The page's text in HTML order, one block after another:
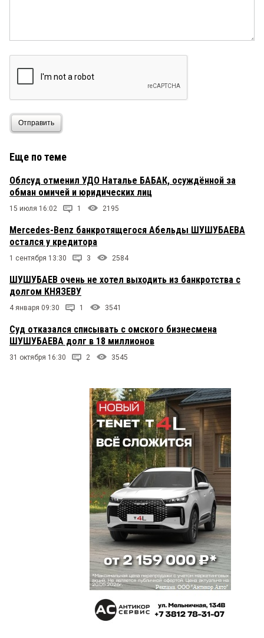
Отправить
Еще по теме
Облсуд отменил УДО Наталье БАБАК, осуждённой за
обман омичей и юридических лиц
15 июля 16:02 1 2195
Mercedes-Benz банкротящегося Абельды ШУШУБАЕВА
остался у кредитора
1 сентября 13:30 3 2584
ШУШУБАЕВ очень не хотел выходить из банкротства с
долгом КНЯЗЕВУ
4 января 09:30 1 3541
Суд отказался списывать с омского бизнесмена
ШУШУБАЕВА долг в 18 миллионов
31 октября 16:30 2 3545